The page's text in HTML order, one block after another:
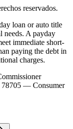
reservados.
loan or auto title
needs. A payday
immediate short-
paying the debt in
charges.
— Consumer